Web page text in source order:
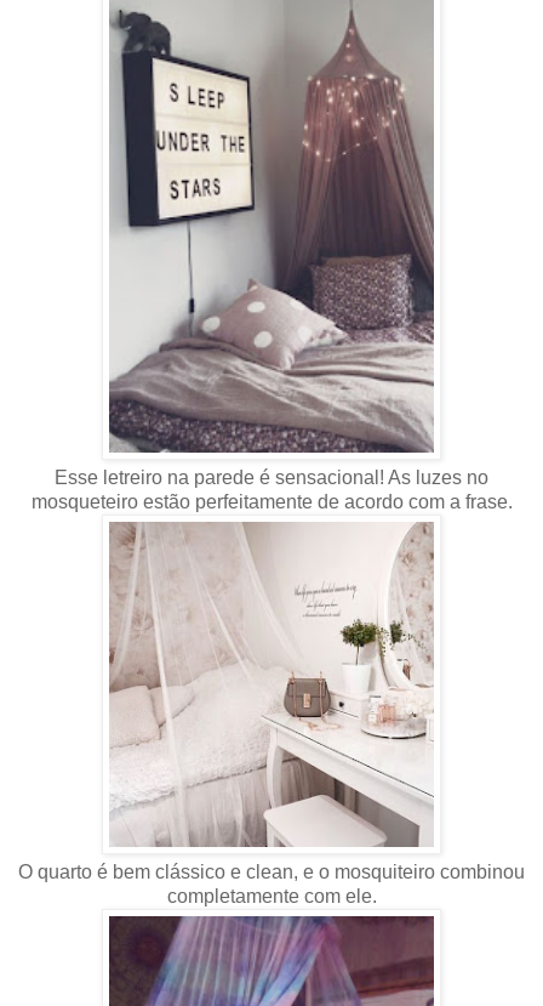
Esse letreiro na parede é sensacional! As luzes no
mosqueteiro estão perfeitamente de acordo com a frase.
O quarto é bem clássico e clean, e o mosquiteiro combinou
completamente com ele.